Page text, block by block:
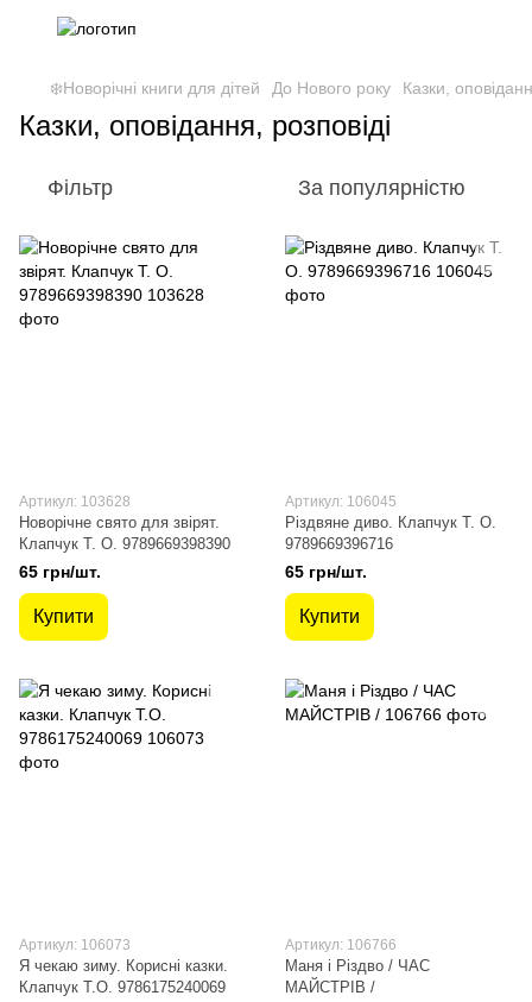
❄️Новорічні книги для дітей До Нового року Казки,
Казки, оповідання, розповіді
Фільтр За популярністю
Артикул: 103628
Новорічне свято для звірят.
Клапчук Т. О. 9789669398390
65 грн/шт.
Купити
Артикул: 106045
Різдвяне диво. Клапчук Т. О.
9789669396716
65 грн/шт.
Купити
Артикул: 106073
Я чекаю зиму. Корисні казки.
Клапчук Т.О. 9786175240069
Артикул: 106766
Маня і Різдво / ЧАС
МАЙСТРІВ /